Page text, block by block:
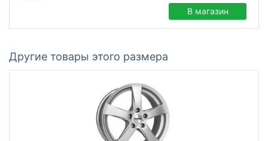
В магазин
Другие товары этого размера